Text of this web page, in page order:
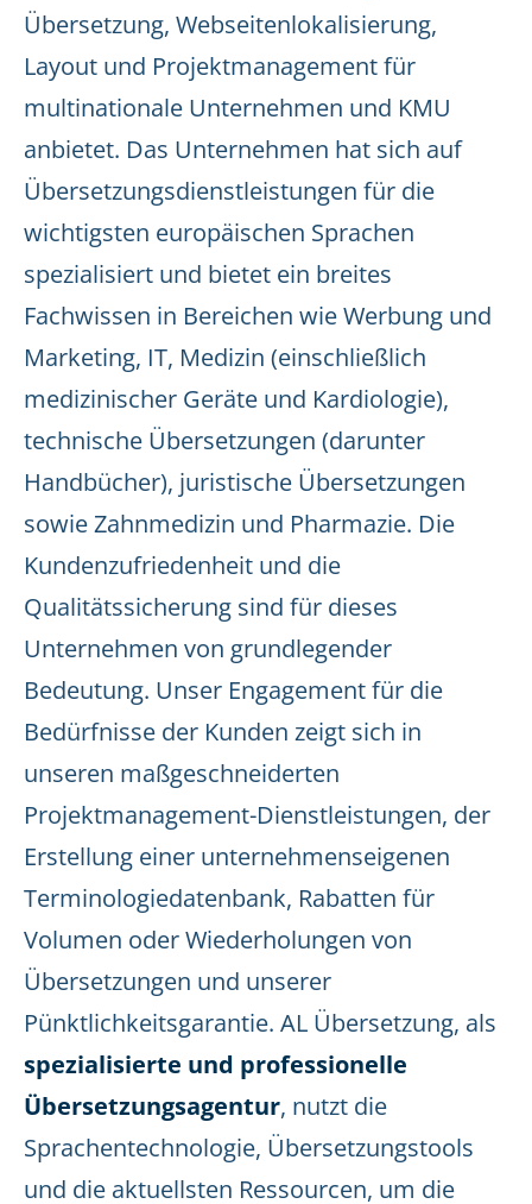
Übersetzung, Webseitenlokalisierung,
Layout und Projektmanagement für
multinationale Unternehmen und KMU
anbietet. Das Unternehmen hat sich auf
Übersetzungsdienstleistungen für die
wichtigsten europäischen Sprachen
spezialisiert und bietet ein breites
Fachwissen in Bereichen wie Werbung und
Marketing, IT, Medizin (einschließlich
medizinischer Geräte und Kardiologie),
technische Übersetzungen (darunter
Handbücher), juristische Übersetzungen
sowie Zahnmedizin und Pharmazie. Die
Kundenzufriedenheit und die
Qualitätssicherung sind für dieses
Unternehmen von grundlegender
Bedeutung. Unser Engagement für die
Bedürfnisse der Kunden zeigt sich in
unseren maßgeschneiderten
Projektmanagement-Dienstleistungen, der
Erstellung einer unternehmenseigenen
Terminologiedatenbank, Rabatten für
Volumen oder Wiederholungen von
Übersetzungen und unserer
Pünktlichkeitsgarantie. AL Übersetzung, als
spezialisierte und professionelle
Übersetzungsagentur, nutzt die
Sprachentechnologie, Übersetzungstools
und die aktuellsten Ressourcen, um die